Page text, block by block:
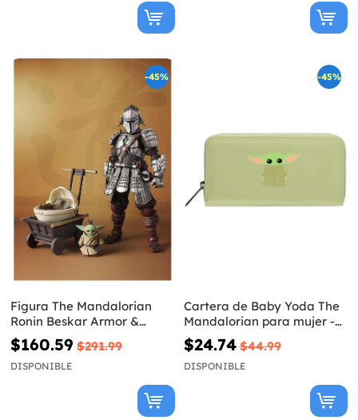
-45%
Figura The Mandalorian
Ronin Beskar Armor &
Grogu - Star Wars
$160.59 $291.99
DISPONIBLE
-45%
Cartera de Baby Yoda The
Mandalorian para mujer -
Star Wars
$24.74 $44.99
DISPONIBLE